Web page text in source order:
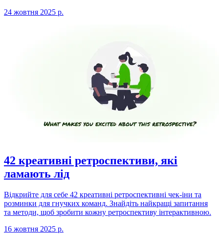
24 жовтня 2025 р.
42 креативні ретроспективи, які
ламають лід
Відкрийте для себе 42 креативні ретроспективні чек-іни та
розминки для гнучких команд. Знайдіть найкращі запитання
та методи, щоб зробити кожну ретроспективу інтерактивною.
16 жовтня 2025 р.